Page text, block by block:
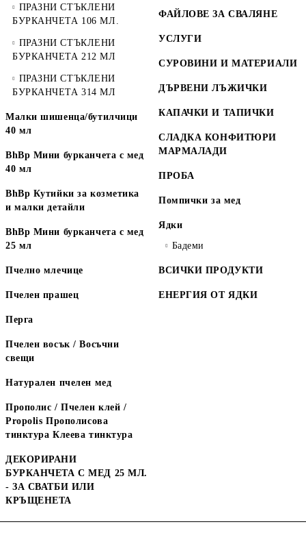
ПРАЗНИ СТЪКЛЕНИ
БУРКАНЧЕТА 106 МЛ.
ПРАЗНИ СТЪКЛЕНИ
БУРКАНЧЕТА 212 МЛ
ПРАЗНИ СТЪКЛЕНИ
БУРКАНЧЕТА 314 МЛ
Малки шишенца/бутилчици
40 мл
BhBp Мини бурканчета с мед
40 мл
BhBp Кутийки за козметика
и малки детайли
BhBp Мини бурканчета с мед
25 мл
Пчелно млечице
Пчелен прашец
Перга
Пчелен восък / Восъчни
свещи
Натурален пчелен мед
Прополис / Пчелен клей /
Propolis Прополисова
тинктура Клеева тинктура
ДЕКОРИРАНИ
БУРКАНЧЕТА С МЕД 25 МЛ.
- ЗА СВАТБИ ИЛИ
КРЪЩЕНЕТА
ФАЙЛОВЕ ЗА СВАЛЯНЕ
УСЛУГИ
СУРОВИНИ И МАТЕРИАЛИ
ДЪРВЕНИ ЛЪЖИЧКИ
КАПАЧКИ И ТАПИЧКИ
СЛАДКА КОНФИТЮРИ
МАРМАЛАДИ
ПРОБА
Помпички за мед
Ядки
Бадеми
ВСИЧКИ ПРОДУКТИ
ЕНЕРГИЯ ОТ ЯДКИ